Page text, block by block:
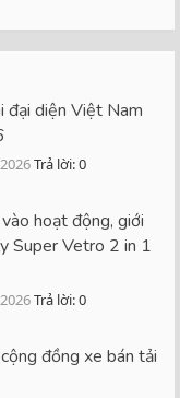
diện Việt Nam
Trả lời: 0
hoạt động, giới
Super Vetro 2 in 1
Trả lời: 0
đồng xe bán tải